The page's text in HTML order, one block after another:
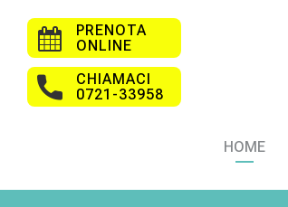
PRENOTA
ONLINE
CHIAMACI
0721-33958
HOME